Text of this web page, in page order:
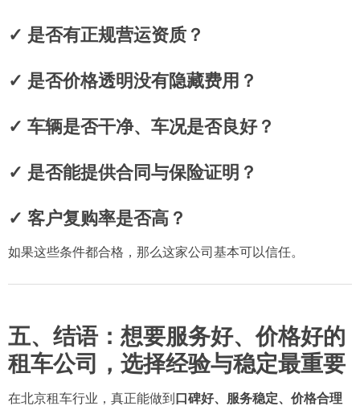
✓ 是否有正规营运资质？
✓ 是否价格透明没有隐藏费用？
✓ 车辆是否干净、车况是否良好？
✓ 是否能提供合同与保险证明？
✓ 客户复购率是否高？
如果这些条件都合格，那么这家公司基本可以信任。
五、结语：想要服务好、价格好的
租车公司，选择经验与稳定最重要
在北京租车行业，真正能做到 口碑好、服务稳定、价格合理